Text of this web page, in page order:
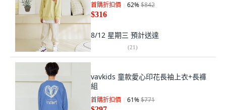
首購折扣價 62%$842
$316
8/12 星期三 預計送達
(21)
vavkids 童款愛心印花長袖上衣+長褲
組
首購折扣價 61%$771